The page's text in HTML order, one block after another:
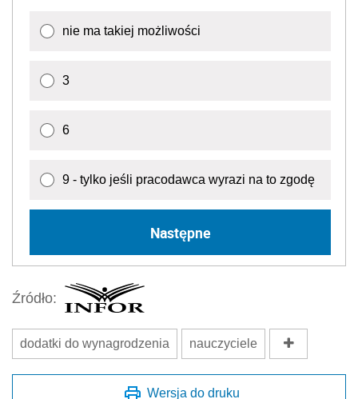
nie ma takiej możliwości
3
6
9 - tylko jeśli pracodawca wyrazi na to zgodę
Następne
Źródło:
dodatki do wynagrodzenia nauczyciele
Wersja do druku